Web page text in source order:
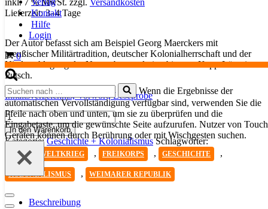
Kontakt
Hilfe
Login
Warenkorb
0
Suchen
nach …
Wenn die Ergebnisse der
automatischen Vervollständigung verfügbar sind, verwenden Sie die
Pfeile nach oben und unten, um sie zu überprüfen und die
Eingabetaste, um die gewünschte Seite aufzurufen. Nutzer von
Geräten können durch Berührung oder mit Wischgesten suchen.
Navigationsmenü
inkl. 7 % MwSt. zzgl. Versandkosten
Lieferzeit:3–4 Tage
Der Autor befasst sich am Beispiel Georg Maerckers mit
preußischer Militärtradition, deutscher Kolonialherrschaft und der
Niederschlagung der Novemberrevolution bis zum Kapp-Lüttwitz-
Putsch.
Inhaltsverzeichnis,Vorwort,Leseprobe
Ein
Leben
in
Manneszucht
Menge
In den Warenkorb
Kategorie:Geschichte + Kolonialismus Schlagwörter:
ERSTER WELTKRIEG , FREIKORPS , GESCHICHTE ,
KOLONIALISMUS , WEIMARER REPUBLIK
Beschreibung